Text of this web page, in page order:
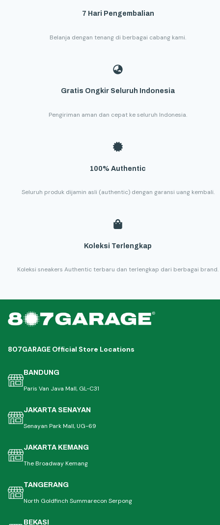
7 Hari Pengembalian
Belanja dengan tenang di berbagai cabang kami.
Gratis Ongkir Seluruh Indonesia
Pengiriman aman dan cepat ke seluruh Indonesia.
100% Authentic
Seluruh produk dijamin asli (authentic) dengan garansi uang kembali.
Koleksi Terlengkap
Koleksi sneakers Authentic terbaru dan terlengkap dari berbagai brand.
807GARAGE Official Store Locations
BANDUNG
Paris Van Java Mall, GL-C31
JAKARTA SENAYAN
Senayan Park Mall, UG-69
JAKARTA KEMANG
The Broadway Kemang
TANGERANG
North Goldfinch Summarecon Serpong
BEKASI